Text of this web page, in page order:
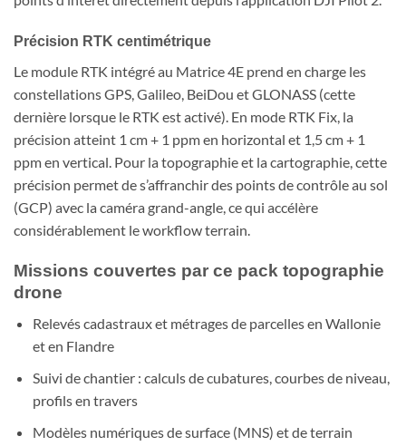
Précision RTK centimétrique
Le module RTK intégré au Matrice 4E prend en charge les
constellations GPS, Galileo, BeiDou et GLONASS (cette
dernière lorsque le RTK est activé). En mode RTK Fix, la
précision atteint 1 cm + 1 ppm en horizontal et 1,5 cm + 1
ppm en vertical. Pour la topographie et la cartographie, cette
précision permet de s’affranchir des points de contrôle au sol
(GCP) avec la caméra grand-angle, ce qui accélère
considérablement le workflow terrain.
Missions couvertes par ce pack topographie
drone
Relevés cadastraux et métrages de parcelles en Wallonie
et en Flandre
Suivi de chantier : calculs de cubatures, courbes de niveau,
profils en travers
Modèles numériques de surface (MNS) et de terrain